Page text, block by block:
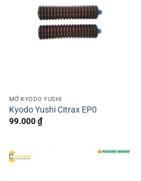
MỠ KYODO YUSHI
Kyodo Yushi Citrax EP0
99.000₫